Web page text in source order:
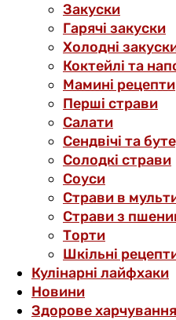
Закуски
Гарячі закуски
Холодні
Коктейлі та
Мамині рецепти
Перші страви
Салати
Сендвічі та
Солодкі страви
Соуси
Страви в
Страви з
Торти
Шкільні
Кулінарні лайфхаки
Новини
Здорове харчування